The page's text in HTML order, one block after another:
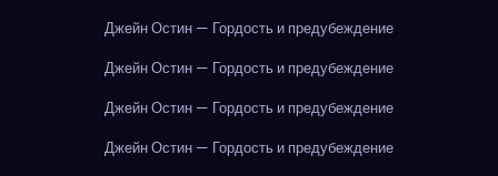
Джейн Остин — Гордость и предубеждение
Джейн Остин — Гордость и предубеждение
Джейн Остин — Гордость и предубеждение
Джейн Остин — Гордость и предубеждение